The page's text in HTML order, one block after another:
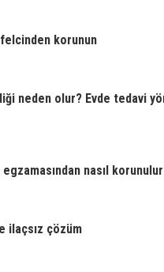
korunun
neden olur? Evde tedavi
egzamasından nasıl
ilaçsız çözüm